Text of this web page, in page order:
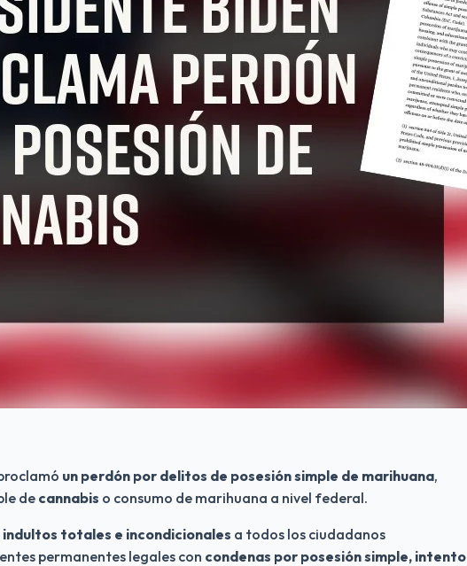
un perdón por delitos de posesión simple de marihuana,
de cannabis o consumo de marihuana a nivel federal.
indultos totales e incondicionales a todos los ciudadanos
permanentes legales con condenas por posesión simple, intento